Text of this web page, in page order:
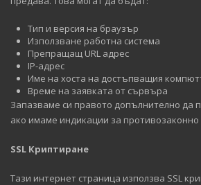
Тип и версия на браузър
Използване работна система
Препращащ URL адрес
IP-адрес
Име на хоста на достъпващия
Време на заявката от сървъра
Запазваме си правото допълнително да
ако имаме индикации за противозаконно
SSL Криптиране
Тази интернет страница използва SSL